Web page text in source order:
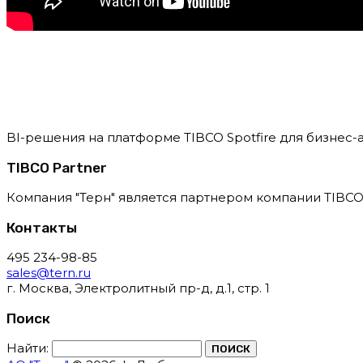
BI-решения на платформе TIBCO Spotfire для бизнес-
TIBCO Partner
Компания "Терн" является партнером компании
Контакты
495 234-98-85
sales@tern.ru
г. Москва, Электролитный пр-д, д.1, стр. 1
Поиск
Найти: